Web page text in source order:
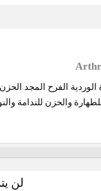
الفرح المجد
والحزن للندامة
لن